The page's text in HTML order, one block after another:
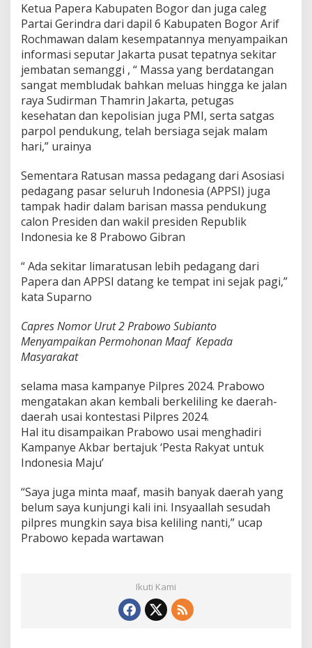
e
t
a
p
S
e
b
a
g
a
i
e
i
d
e
n
l
i
e
u
h
R
k
y
a
n
d
o
n
e
Ketua Papera Kabupaten Bogor dan juga caleg
Partai Gerindra dari dapil 6 Kabupaten Bogor Arif
Rochmawan dalam kesempatannya menyampaikan
informasi seputar Jakarta pusat tepatnya sekitar
jembatan semanggi , “ Massa yang berdatangan
sangat membludak bahkan meluas hingga ke jalan
raya Sudirman Thamrin Jakarta, petugas
kesehatan dan kepolisian juga PMI, serta satgas
parpol pendukung, telah bersiaga sejak malam
hari,” urainya
Sementara Ratusan massa pedagang dari Asosiasi
pedagang pasar seluruh Indonesia (APPSI) juga
tampak hadir dalam barisan massa pendukung
calon Presiden dan wakil presiden Republik
Indonesia ke 8 Prabowo Gibran
“ Ada sekitar limaratusan lebih pedagang dari
Papera dan APPSI datang ke tempat ini sejak pagi,”
kata Suparno
Capres Nomor Urut 2 Prabowo Subianto
Menyampaikan Permohonan Maaf Kepada
Masyarakat
selama masa kampanye Pilpres 2024. Prabowo
mengatakan akan kembali berkeliling ke daerah-
daerah usai kontestasi Pilpres 2024.
Hal itu disampaikan Prabowo usai menghadiri
Kampanye Akbar bertajuk ‘Pesta Rakyat untuk
Indonesia Maju’
“Saya juga minta maaf, masih banyak daerah yang
belum saya kunjungi kali ini. Insyaallah sesudah
pilpres mungkin saya bisa keliling nanti,” ucap
Prabowo kepada wartawan
Ikuti Kami